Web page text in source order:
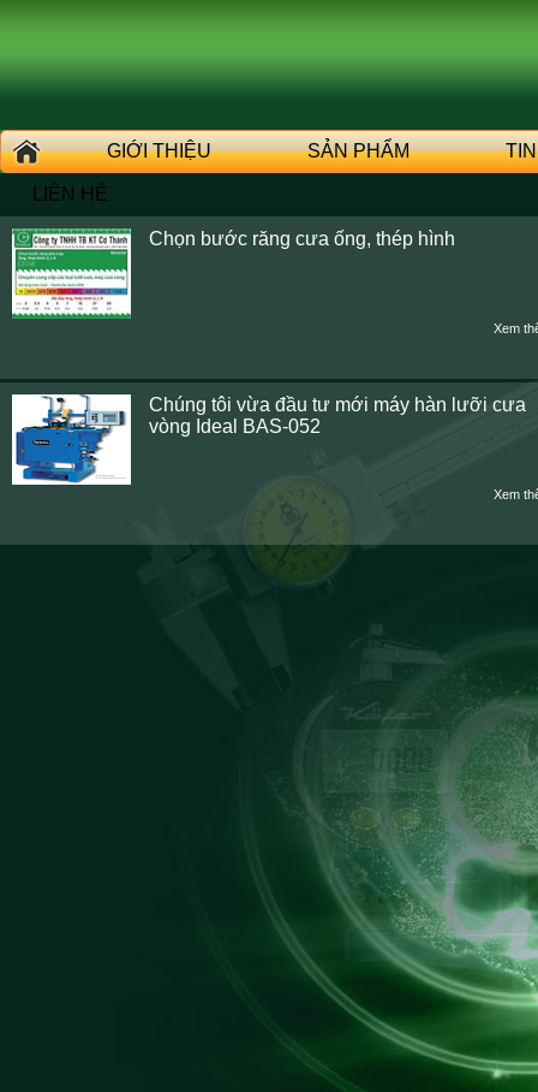
GIỚI THIỆU SẢN PHẨM
LIÊN HỆ
Chọn bước răng cưa ống, thép hình
Xem
Chúng tôi vừa đầu tư mới máy hàn lưỡi cưa
vòng Ideal BAS-052
Xem